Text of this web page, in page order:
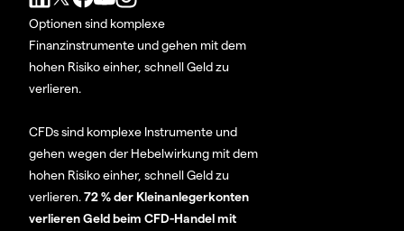
Optionen sind komplexe
Finanzinstrumente und gehen mit dem
hohen Risiko einher, schnell Geld zu
verlieren.
CFDs sind komplexe Instrumente und
gehen wegen der Hebelwirkung mit dem
hohen Risiko einher, schnell Geld zu
verlieren.72 % der Kleinanlegerkonten
verlieren Geld beim CFD-Handel mit